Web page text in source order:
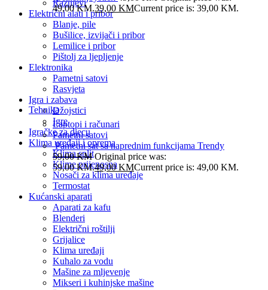
Raznjevi
Električni alati i pribor
Blanje, pile
Bušilice, izvijači i pribor
Lemilice i pribor
Pištolj za ljepljenje
Elektronika
Pametni satovi
Rasvjeta
Igra i zabava
Džojstici
Igre
Igračke za djecu
Klima uređaji i oprema
Klima split
Klime prijenosna
Nosači za klima uređaje
Termostat
Kućanski aparati
Aparati za kafu
Blenderi
Električni roštilji
Grijalice
Klima uređaji
Kuhalo za vodu
Mašine za mljevenje
Mikseri i kuhinjske mašine
49,00 KM.39,00 KMCurrent price is: 39,00 KM.
Tehnika
Laptopi i računari
Pametni satovi
Pametni sat sa naprednim funkcijama Trendy
59,00KM Original price was:
59,00 KM.49,00KMCurrent price is: 49,00 KM.